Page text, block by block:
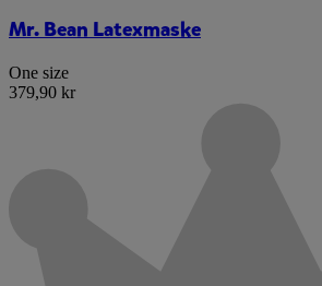
Mr. Bean Latexmaske
One size
379,90 kr